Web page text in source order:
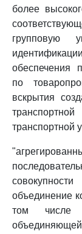
более
групповую
обеспечения
по
вскрытия
транспортной
объединение
том числе